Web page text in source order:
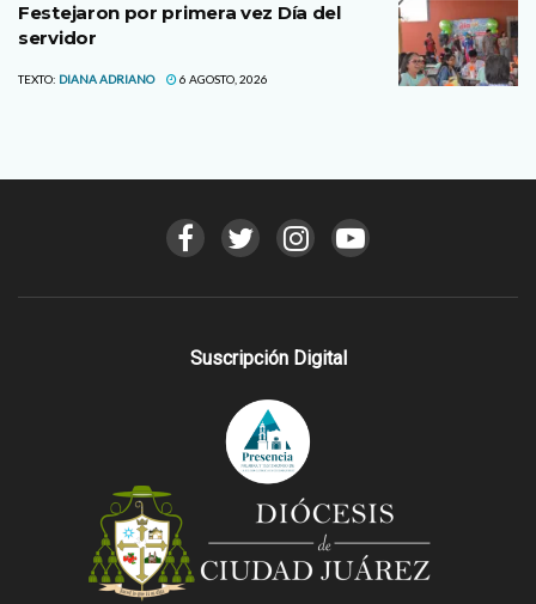
Festejaron por primera vez Día del
servidor
TEXTO: DIANA ADRIANO 6 AGOSTO, 2026
Suscripción Digital